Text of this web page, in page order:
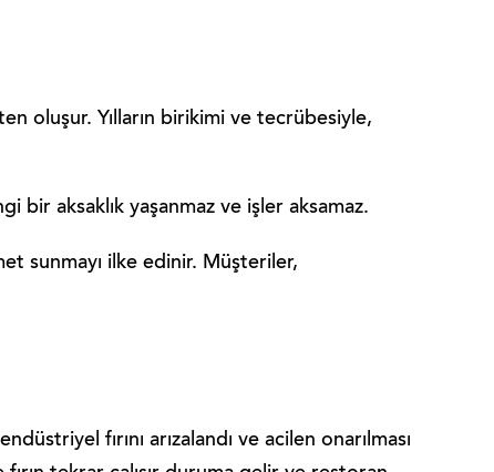
oluşur. Yılların birikimi ve tecrübesiyle,
bir aksaklık yaşanmaz ve işler aksamaz.
sunmayı ilke edinir. Müşteriler,
fırını arızalandı ve acilen onarılması